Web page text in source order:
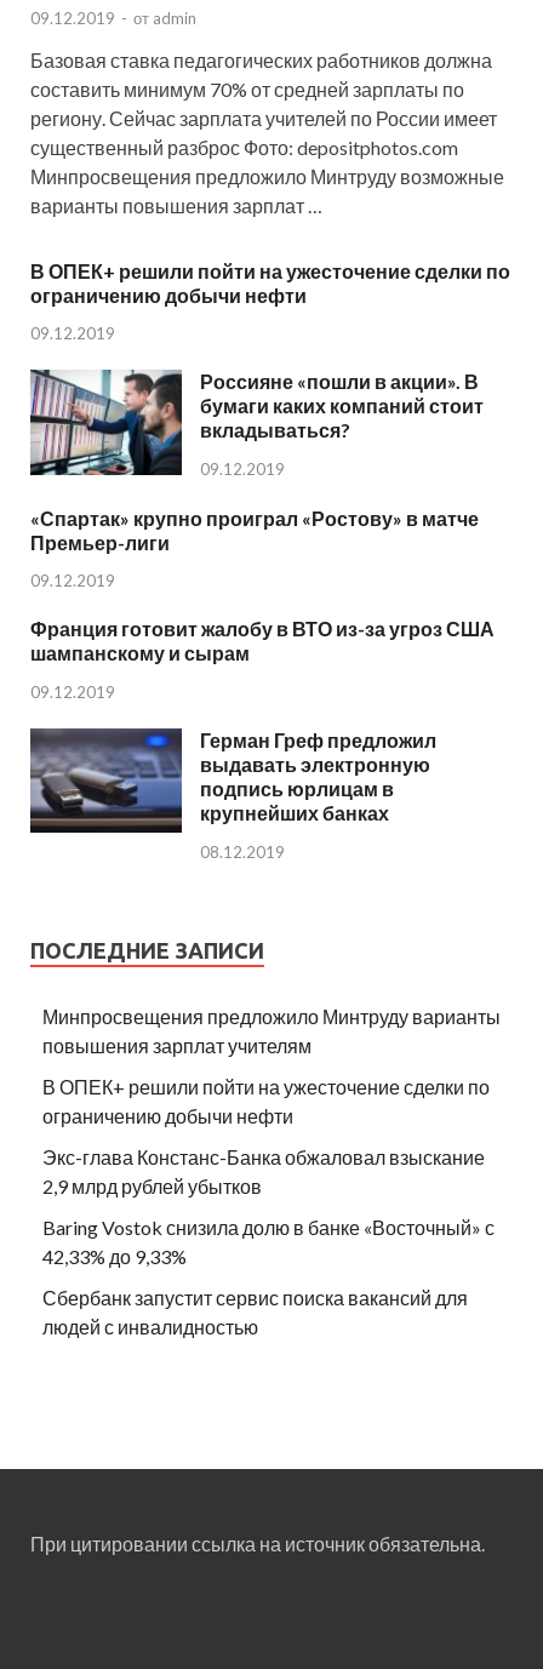
09.12.2019 - от admin
Базовая ставка педагогических работников должна
составить минимум 70% от средней зарплаты по
региону. Сейчас зарплата учителей по России имеет
существенный разброс Фото: depositphotos.com
Минпросвещения предложило Минтруду возможные
варианты повышения зарплат …
В ОПЕК+ решили пойти на ужесточение сделки по
ограничению добычи нефти
09.12.2019
Россияне «пошли в акции». В
бумаги каких компаний стоит
вкладываться?
09.12.2019
«Спартак» крупно проиграл «Ростову» в матче
Премьер-лиги
09.12.2019
Франция готовит жалобу в ВТО из-за угроз США
шампанскому и сырам
09.12.2019
Герман Греф предложил
выдавать электронную
подпись юрлицам в
крупнейших банках
08.12.2019
ПОСЛЕДНИЕ ЗАПИСИ
Минпросвещения предложило Минтруду варианты
повышения зарплат учителям
В ОПЕК+ решили пойти на ужесточение сделки по
ограничению добычи нефти
Экс-глава Констанс-Банка обжаловал взыскание
2,9 млрд рублей убытков
Baring Vostok снизила долю в банке «Восточный» с
42,33% до 9,33%
Сбербанк запустит сервис поиска вакансий для
людей с инвалидностью
При цитировании ссылка на источник обязательна.